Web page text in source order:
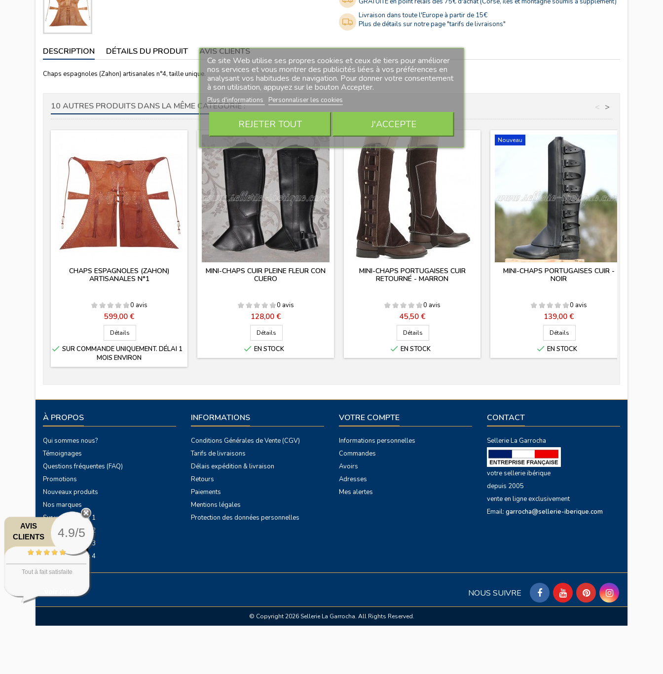
Livraison dans toute l'Europe à partir de 15€
Plus de détails sur notre page "tarifs de livraisons"
DESCRIPTION DÉTAILS DU PRODUIT AVIS CLIENTS
Chaps espagnoles (Zahon) artisanales n°4, taille unique.
10 AUTRES PRODUITS DANS LA MÊME CATÉGORIE : >
<
CHAPS ESPAGNOLES (ZAHON)
ARTISANALES N°1
0 avis
Prix
599,00 €
Détails
 SUR COMMANDE UNIQUEMENT. DÉLAI 1
MOIS ENVIRON
MINI-CHAPS CUIR PLEINE FLEUR CON
CUERO
0 avis
Prix
128,00 €
Détails
 EN STOCK
MINI-CHAPS PORTUGAISES CUIR
RETOURNÉ - MARRON
0 avis
Prix
45,50 €
Détails
 EN STOCK
Nouveau
MINI-CHAPS PORTUGAISES CUIR -
NOIR
0 avis
Prix
139,00 €
Détails
 EN STOCK
À PROPOS
Qui sommes nous?
Témoignages
Questions fréquentes (FAQ)
Promotions
Nouveaux produits
Nos marques
Sur vos chevaux 1
Sur vos chevaux 2
Sur vos chevaux 3
Sur vos chevaux 4
INFORMATIONS
Conditions Générales de Vente (CGV)
Tarifs de livraisons
Délais expédition & livraison
Retours
Paiements
Mentions légales
Protection des données personnelles
VOTRE COMPTE
Informations personnelles
Commandes
Avoirs
Adresses
Mes alertes
CONTACT
Sellerie La Garrocha
votre sellerie ibérique
depuis 2005
vente en ligne exclusivement
Email: garrocha@sellerie-iberique.com
AVIS
CLIENTS
4.9/5
Tout à fait satisfaite
Ce site Web utilise ses propres cookies et ceux de tiers pour améliorer
nos services et vous montrer des publicités liées à vos préférences en
analysant vos habitudes de navigation. Pour donner votre consentement
à son utilisation, appuyez sur le bouton Accepter.
Plus d'informations Personnaliser les cookies
REJETER TOUT J'ACCEPTE
NOUS SUIVRE
© Copyright 2026 Sellerie La Garrocha. All Rights Reserved.